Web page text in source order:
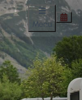
Menu